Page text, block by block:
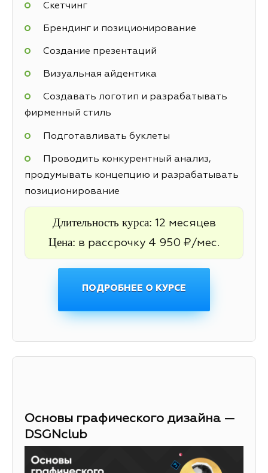
Скетчинг
Брендинг и позиционирование
Создание презентаций
Визуальная айдентика
Создавать логотип и разрабатывать
фирменный стиль
Подготавливать буклеты
Проводить конкурентный анализ,
продумывать концепцию и разрабатывать
позиционирование
Длительность курса: 12 месяцев
Цена: в рассрочку 4 950 ₽/мес.
ПОДРОБНЕЕ О КУРСЕ
Основы графического дизайна —
DSGNclub